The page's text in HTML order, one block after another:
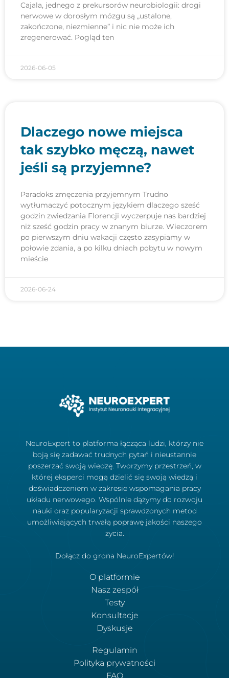
Cajala, jednego z prekursorów neurobiologii: drogi
nerwowe w dorosłym mózgu są „ustalone,
zakończone, niezmienne” i nic nie może ich
zregenerować. Pogląd ten
2026-06-05
Dlaczego nowe miejsca
tak szybko męczą, nawet
jeśli są przyjemne?
Paradoks zmęczenia przyjemnym Trudno
wytłumaczyć potocznym językiem dlaczego sześć
godzin zwiedzania Florencji wyczerpuje nas bardziej
niż sześć godzin pracy w znanym biurze. Wieczorem
po pierwszym dniu wakacji często zasypiamy w
połowie zdania, a po kilku dniach pobytu w nowym
mieście
2026-06-24
NeuroExpert to platforma łącząca ludzi, którzy nie
boją się zadawać trudnych pytań i nieustannie
poszerzać swoją wiedzę. Tworzymy przestrzeń, w
której eksperci mogą dzielić się swoją wiedzą i
doświadczeniem w zakresie wspomagania pracy
układu nerwowego. Wspólnie dążymy do rozwoju
nauki oraz popularyzacji sprawdzonych metod
umożliwiających trwałą poprawę jakości naszego
życia.
Dołącz do grona NeuroExpertów!
O platformie
Nasz zespół
Testy
Konsultacje
Dyskusje
Regulamin
Polityka prywatności
FAQ